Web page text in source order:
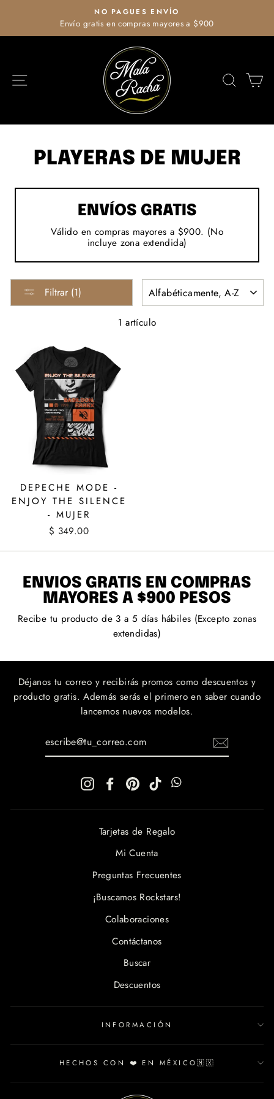
al
diapositivas
pausa
NO PAGUES ENVÍO
Envío gratis en compras mayores a $900
PLAYERAS DE MUJER
ENVÍOS GRATIS
Válido en compras mayores a $900. (No
incluye zona extendida)
Filtrar (1)
1 artículo
DEPECHE MODE -
ENJOY THE SILENCE
- MUJER
$ 349.00
ENVÍOS GRATIS EN COMPRAS
MAYORES A $900 PESOS
Recibe tu producto de 3 a 5 días hábiles (Excepto zonas
extendidas)
Déjanos tu correo y recibirás promos como descuentos y
producto gratis. Además serás el primero en saber cuando
lancemos nuevos modelos.
InstagramFacebookPinterestTikTok
Tarjetas de Regalo
Mi Cuenta
Preguntas Frecuentes
¡Buscamos Rockstars!
Colaboraciones
Contáctanos
Buscar
Descuentos
INFORMACIÓN
HECHOS CON ❤️ EN MÉXICO🇲🇽